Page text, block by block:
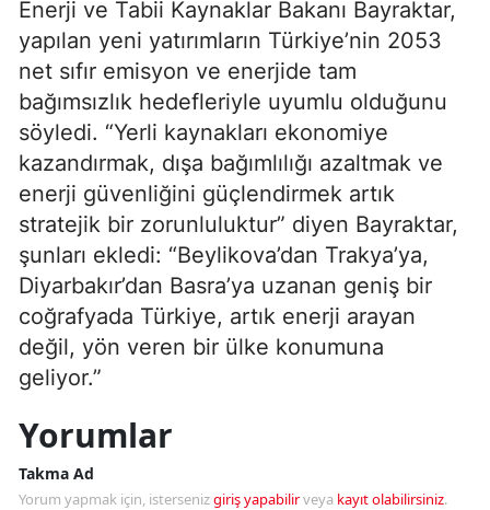
Enerji ve Tabii Kaynaklar Bakanı Bayraktar,
yapılan yeni yatırımların Türkiye’nin 2053
net sıfır emisyon ve enerjide tam
bağımsızlık hedefleriyle uyumlu olduğunu
söyledi. “Yerli kaynakları ekonomiye
kazandırmak, dışa bağımlılığı azaltmak ve
enerji güvenliğini güçlendirmek artık
stratejik bir zorunluluktur” diyen Bayraktar,
şunları ekledi: “Beylikova’dan Trakya’ya,
Diyarbakır’dan Basra’ya uzanan geniş bir
coğrafyada Türkiye, artık enerji arayan
değil, yön veren bir ülke konumuna
geliyor.”
Yorumlar
Takma Ad
Yorum yapmak için, istersenizgiriş yapabilirveya kayıt olabilirsiniz.